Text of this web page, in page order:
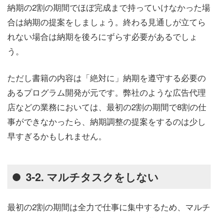
納期の2割の期間でほぼ完成まで持っていけなかった場
合は納期の提案をしましょう。終わる見通しが立てら
れない場合は納期を後ろにずらす必要があるでしょ
う。
ただし書籍の内容は「絶対に」納期を遵守する必要の
あるプログラム開発が元です。弊社のような広告代理
店などの業務においては、最初の2割の期間で8割の仕
事ができなかったら、納期調整の提案をするのは少し
早すぎるかもしれません。
3-2. マルチタスクをしない
最初の2割の期間は全力で仕事に集中するため、マルチ